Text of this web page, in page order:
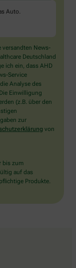
Auto.
versandten News-
Deutschland
ich ein, dass AHD
Service
Analyse des
Einwilligung
(z.B. über den
zur
von
bis zum
auf das
Produkte.